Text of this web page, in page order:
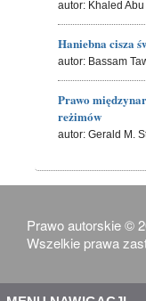
autor: Khaled Abu
Haniebna cisza
autor: Bassam
Prawo
reżimów
autor: Gerald M.
Prawo autorskie ©
Wszelkie prawa